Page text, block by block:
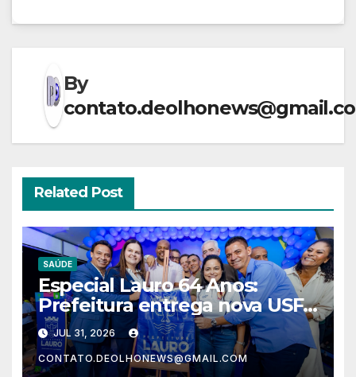
By
Related Post
SAÚDE
Especial Lauro 64 Anos:
Prefeitura entrega nova USF
do Centro com estrutura
moderna e atendimento
humanizado
JUL 31, 2026
CONTATO.DEOLHONEWS@GMAIL.COM